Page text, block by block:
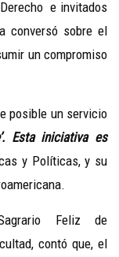
e invitados
conversó sobre el
un compromiso
posible un servicio
Esta iniciativa es
y Políticas, y su
Feliz de
contó que, el